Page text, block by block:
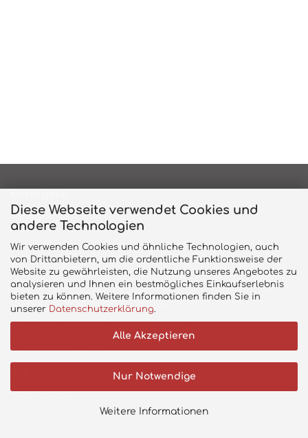
Diese Webseite verwendet Cookies und
andere Technologien
Wir verwenden Cookies und ähnliche Technologien, auch
von Drittanbietern, um die ordentliche Funktionsweise der
Website zu gewährleisten, die Nutzung unseres Angebotes zu
analysieren und Ihnen ein bestmögliches Einkaufserlebnis
bieten zu können. Weitere Informationen finden Sie in
unserer Datenschutzerklärung.
Alle Akzeptieren
Nur Notwendige
Weitere Informationen
Impressum
Kontakt
Magazin/Prospekt
Versand- & Zahlungsbedingungen
Anfahrt google maps